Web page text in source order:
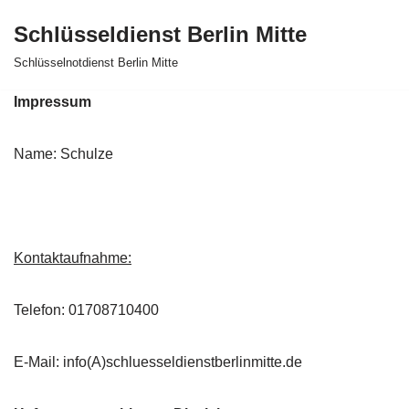
springen
Schlüsseldienst Berlin Mitte
Schlüsselnotdienst Berlin Mitte
Impressum
Name: Schulze
Kontaktaufnahme:
Telefon: 01708710400
E-Mail: info(A)schluesseldienstberlinmitte.de